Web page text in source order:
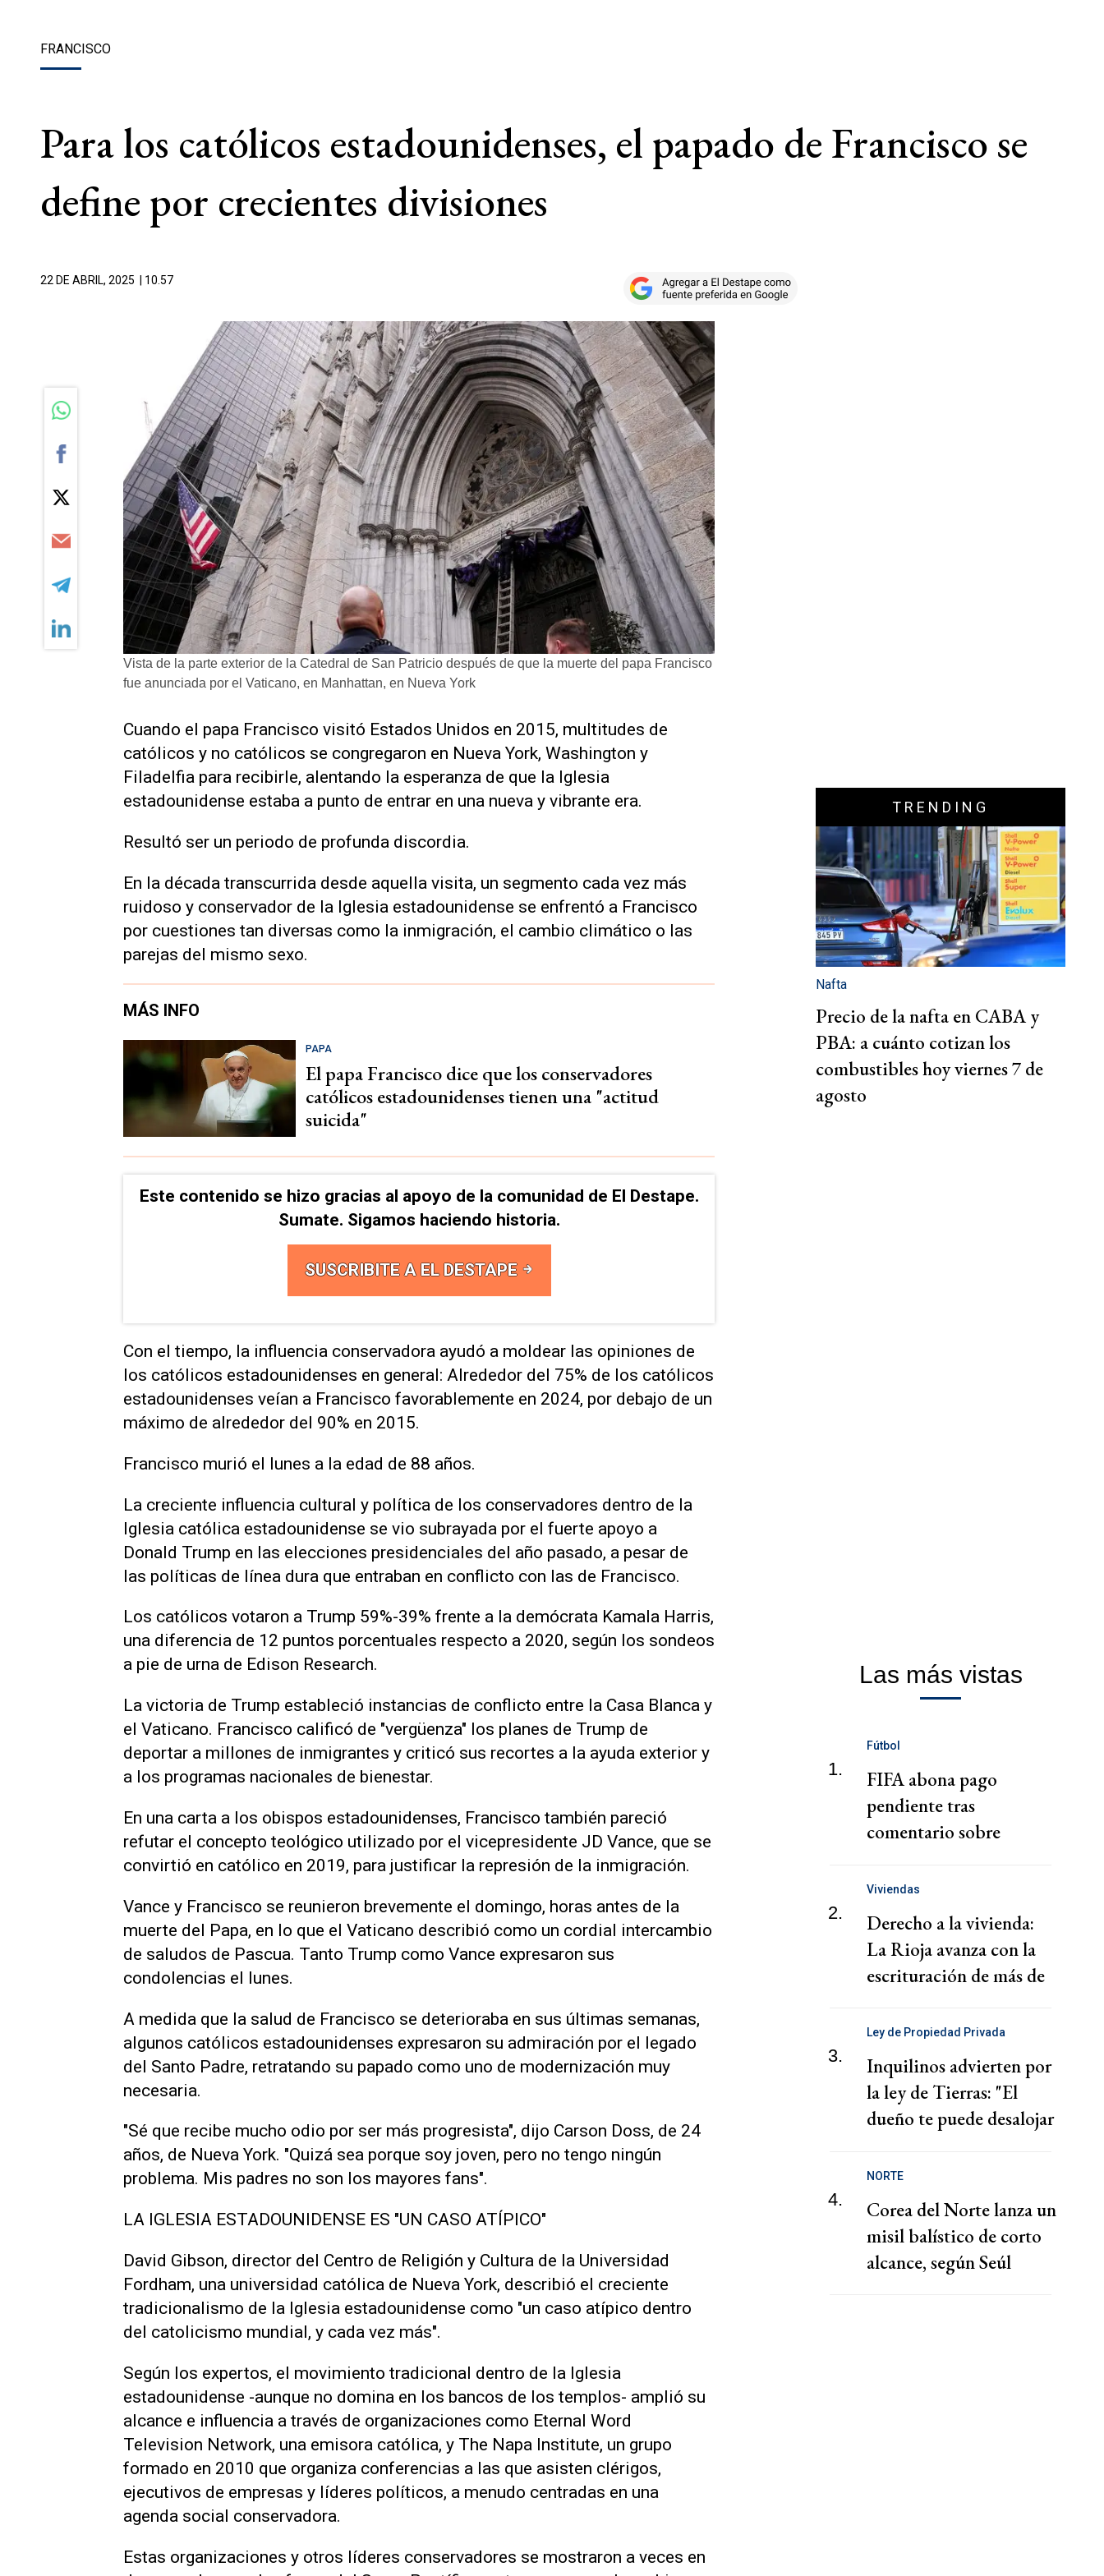
FRANCISCO
Para los católicos estadounidenses, el papado de Francisco se
define por crecientes divisiones
22 DE ABRIL, 2025 | 10.57
Vista de la parte exterior de la Catedral de San Patricio después de que la muerte del papa Francisco
fue anunciada por el Vaticano, en Manhattan, en Nueva York
Cuando el papa Francisco visitó Estados Unidos en 2015, multitudes de
católicos y no católicos se congregaron en Nueva York, Washington y
Filadelfia para recibirle, alentando la esperanza de que la Iglesia
estadounidense estaba a punto de entrar en una nueva y vibrante era.
Resultó ser un periodo de profunda discordia.
En la década transcurrida desde aquella visita, un segmento cada vez más
ruidoso y conservador de la Iglesia estadounidense se enfrentó a Francisco
por cuestiones tan diversas como la inmigración, el cambio climático o las
parejas del mismo sexo.
MÁS INFO
PAPA
El papa Francisco dice que los conservadores
católicos estadounidenses tienen una "actitud
suicida"
Este contenido se hizo gracias al apoyo de la comunidad de El Destape.
Sumate. Sigamos haciendo historia.
SUSCRIBITE A EL DESTAPE
Con el tiempo, la influencia conservadora ayudó a moldear las opiniones de
los católicos estadounidenses en general: Alrededor del 75% de los católicos
estadounidenses veían a Francisco favorablemente en 2024, por debajo de un
máximo de alrededor del 90% en 2015.
Francisco murió el lunes a la edad de 88 años.
La creciente influencia cultural y política de los conservadores dentro de la
Iglesia católica estadounidense se vio subrayada por el fuerte apoyo a
Donald Trump en las elecciones presidenciales del año pasado, a pesar de
las políticas de línea dura que entraban en conflicto con las de Francisco.
Los católicos votaron a Trump 59%-39% frente a la demócrata Kamala Harris,
una diferencia de 12 puntos porcentuales respecto a 2020, según los sondeos
a pie de urna de Edison Research.
La victoria de Trump estableció instancias de conflicto entre la Casa Blanca y
el Vaticano. Francisco calificó de "vergüenza" los planes de Trump de
deportar a millones de inmigrantes y criticó sus recortes a la ayuda exterior y
a los programas nacionales de bienestar.
En una carta a los obispos estadounidenses, Francisco también pareció
refutar el concepto teológico utilizado por el vicepresidente JD Vance, que se
convirtió en católico en 2019, para justificar la represión de la inmigración.
Vance y Francisco se reunieron brevemente el domingo, horas antes de la
muerte del Papa, en lo que el Vaticano describió como un cordial intercambio
de saludos de Pascua. Tanto Trump como Vance expresaron sus
condolencias el lunes.
A medida que la salud de Francisco se deterioraba en sus últimas semanas,
algunos católicos estadounidenses expresaron su admiración por el legado
del Santo Padre, retratando su papado como uno de modernización muy
necesaria.
"Sé que recibe mucho odio por ser más progresista", dijo Carson Doss, de 24
años, de Nueva York. "Quizá sea porque soy joven, pero no tengo ningún
problema. Mis padres no son los mayores fans".
LA IGLESIA ESTADOUNIDENSE ES "UN CASO ATÍPICO"
David Gibson, director del Centro de Religión y Cultura de la Universidad
Fordham, una universidad católica de Nueva York, describió el creciente
tradicionalismo de la Iglesia estadounidense como "un caso atípico dentro
del catolicismo mundial, y cada vez más".
Según los expertos, el movimiento tradicional dentro de la Iglesia
estadounidense -aunque no domina en los bancos de los templos- amplió su
alcance e influencia a través de organizaciones como Eternal Word
Television Network, una emisora católica, y The Napa Institute, un grupo
formado en 2010 que organiza conferencias a las que asisten clérigos,
ejecutivos de empresas y líderes políticos, a menudo centradas en una
agenda social conservadora.
Estas organizaciones y otros líderes conservadores se mostraron a veces en
TRENDING
Nafta
Precio de la nafta en CABA y
PBA: a cuánto cotizan los
combustibles hoy viernes 7 de
agosto
Las más vistas
1.
Fútbol
FIFA abona pago
pendiente tras
comentario sobre
de la Federación Jordana
2.
Viviendas
Derecho a la vivienda:
La Rioja avanza con la
escrituración de más de
3.
Ley de Propiedad Privada
Inquilinos advierten por
la ley de Tierras: "El
dueño te puede desalojar
4.
NORTE
Corea del Norte lanza un
misil balístico de corto
alcance, según Seúl